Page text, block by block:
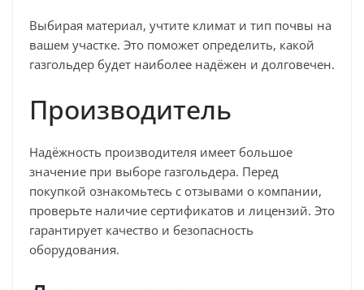
Выбирая материал, учтите климат и тип почвы на
вашем участке. Это поможет определить, какой
газгольдер будет наиболее надёжен и долговечен.
Производитель
Надёжность производителя имеет большое
значение при выборе газгольдера. Перед
покупкой ознакомьтесь с отзывами о компании,
проверьте наличие сертификатов и лицензий. Это
гарантирует качество и безопасность
оборудования.